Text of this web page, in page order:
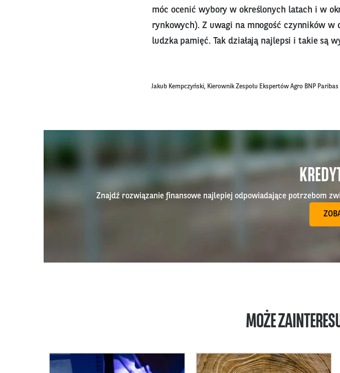
móc ocenić wybory w określonych latach i w
rynkowych). Z uwagi na mnogość czynników
ludzka pamięć. Tak działają najlepsi i takie są
Jakub Kempczyński, Kierownik Zespołu Ekspertów Agro BNP Paribas
Znajdź rozwiązanie finansowe najlepiej odpowiadające potrzebom
MOŻE